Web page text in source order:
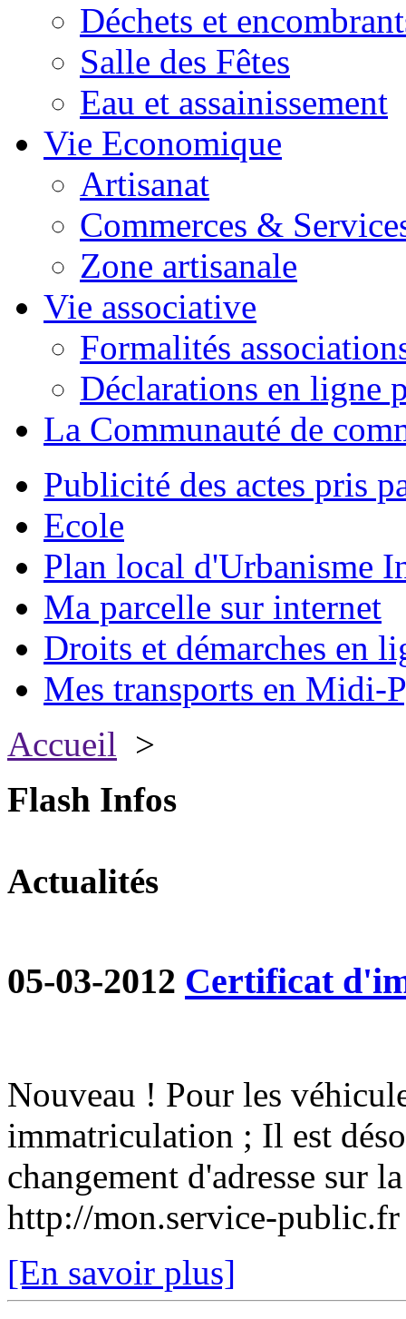
Déchets et
Salle des Fêtes
Eau et assainissement
Vie Economique
Artisanat
Commerces &
Zone artisanale
Vie associative
Formalités
Déclarations en ligne
La Communauté de
Publicité des actes pris
Ecole
Plan local d'Urbanisme
Ma parcelle sur internet
Droits et démarches en
Mes transports en Midi-
Accueil >
Flash Infos
Actualités
05-03-2012 Certificat
Nouveau ! Pour les
immatriculation ; Il est
changement d'adresse sur
http://mon.service-
[En savoir plus]